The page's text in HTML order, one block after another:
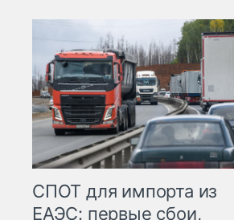
СПОТ для импорта из
ЕАЭС: первые сбои,